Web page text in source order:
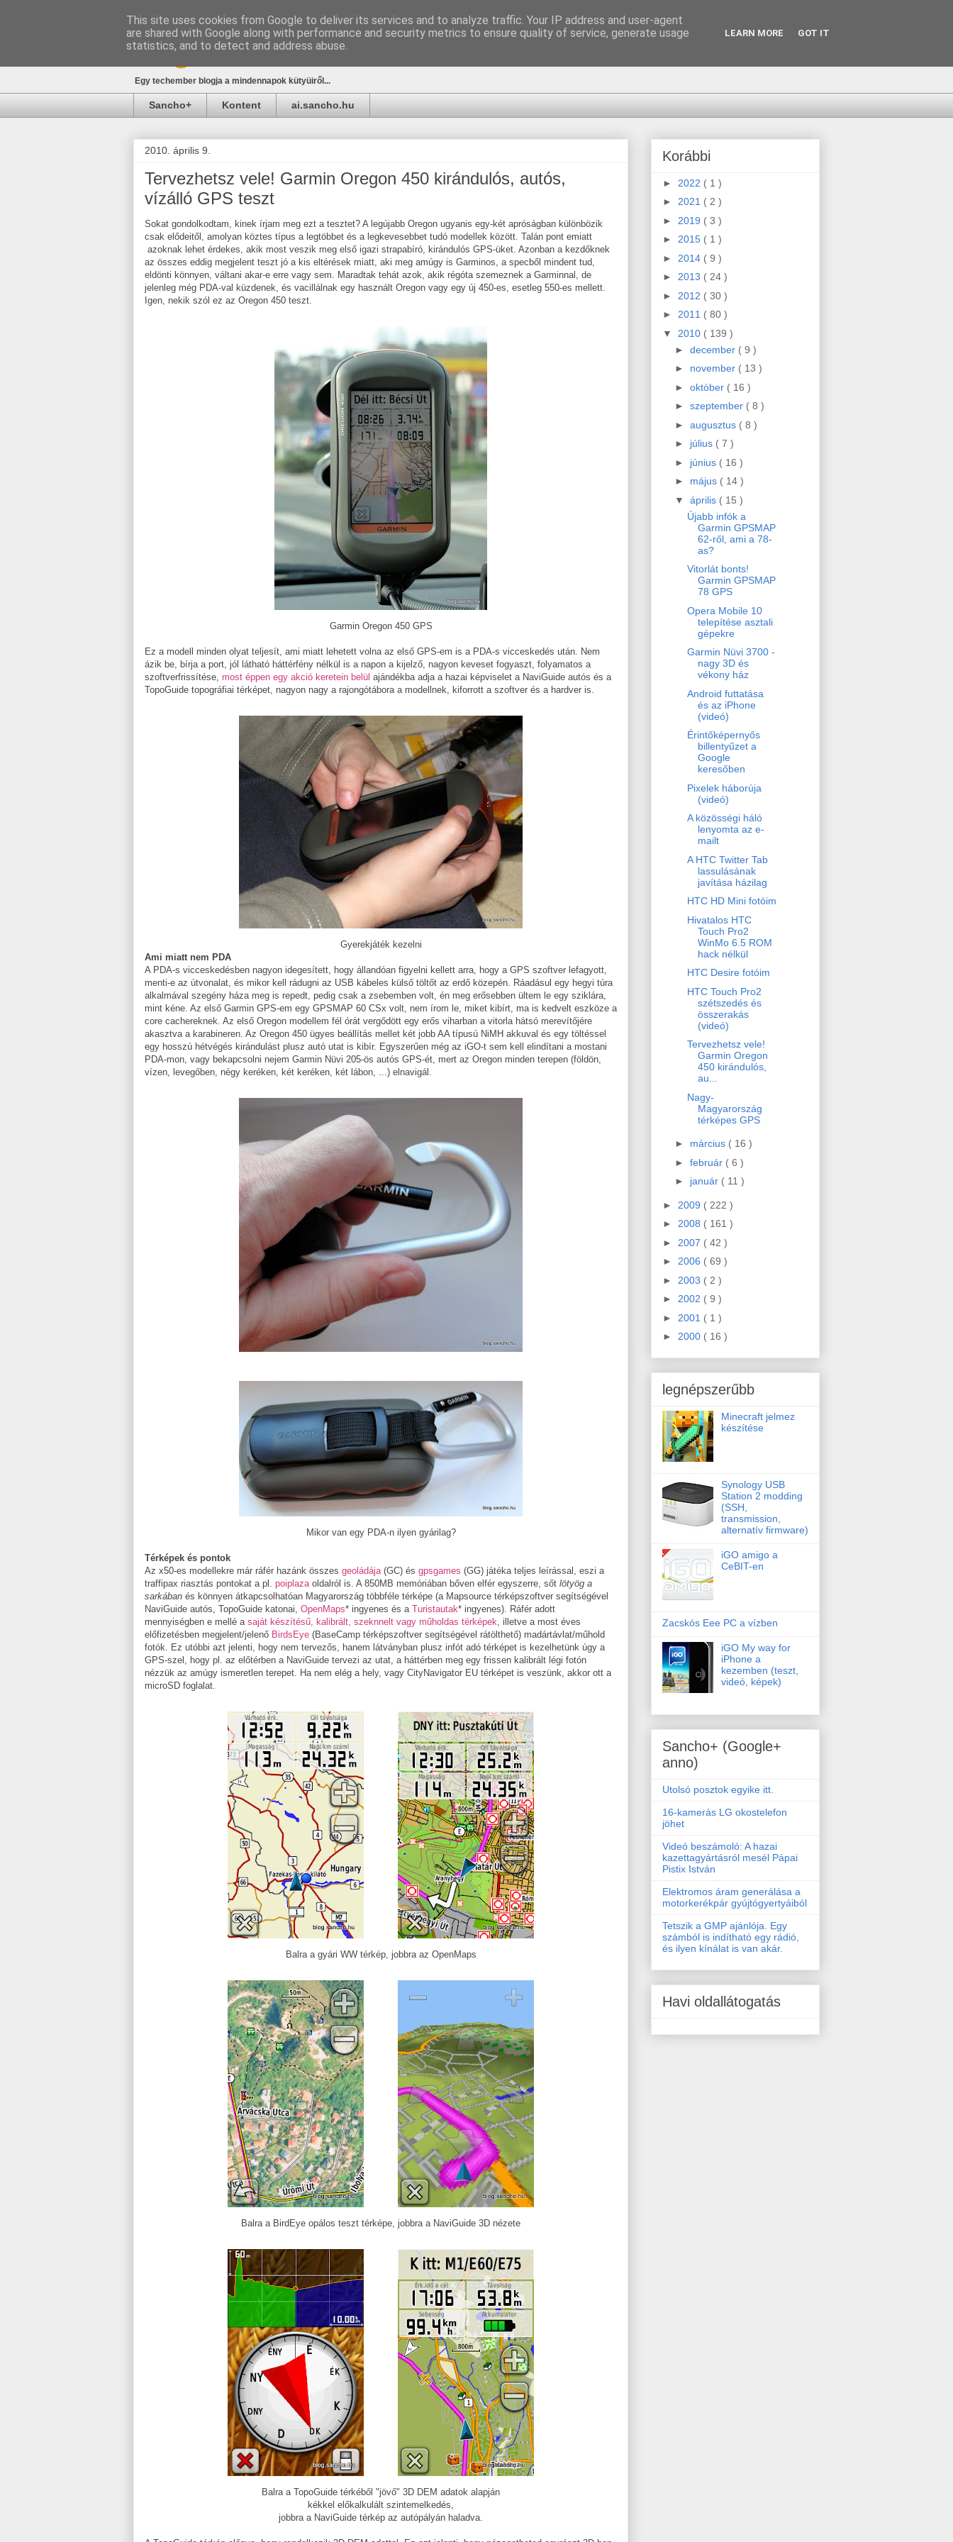
blog.sancho.hu
Egy techember blogja a mindennapok kütyüiről...
Sancho+ Kontent ai.sancho.hu
2010. április 9.
Tervezhetsz vele! Garmin Oregon 450 kirándulós, autós,
vízálló GPS teszt
Sokat gondolkodtam, kinek írjam meg ezt a tesztet? A legújabb Oregon ugyanis egy-két apróságban különbözik
csak elődeitől, amolyan köztes típus a legtöbbet és a legkevesebbet tudó modellek között. Talán pont emiatt
azoknak lehet érdekes, akik most veszik meg első igazi strapabíró, kirándulós GPS-üket. Azonban a kezdőknek
az összes eddig megjelent teszt jó a kis eltérések miatt, aki meg amúgy is Garminos, a specből mindent tud,
eldönti könnyen, váltani akar-e erre vagy sem. Maradtak tehát azok, akik régóta szemeznek a Garminnal, de
jelenleg még PDA-val küzdenek, és vacillálnak egy használt Oregon vagy egy új 450-es, esetleg 550-es mellett.
Igen, nekik szól ez az Oregon 450 teszt.
Garmin Oregon 450 GPS
Ez a modell minden olyat teljesít, ami miatt lehetett volna az első GPS-em is a PDA-s vicceskedés után. Nem
ázik be, bírja a port, jól látható háttérfény nélkül is a napon a kijelző, nagyon keveset fogyaszt, folyamatos a
szoftverfrissítése, most éppen egy akció keretein belül ajándékba adja a hazai képviselet a NaviGuide autós és a
TopoGuide topográfiai térképet, nagyon nagy a rajongótábora a modellnek, kiforrott a szoftver és a hardver is.
Gyerekjáték kezelni
Ami miatt nem PDA
A PDA-s vicceskedésben nagyon idegesített, hogy állandóan figyelni kellett arra, hogy a GPS szoftver lefagyott,
menti-e az útvonalat, és mikor kell rádugni az USB kábeles külső töltőt az erdő közepén. Ráadásul egy hegyi túra
alkalmával szegény háza meg is repedt, pedig csak a zsebemben volt, én meg erősebben ültem le egy sziklára,
mint kéne. Az első Garmin GPS-em egy GPSMAP 60 CSx volt, nem írom le, miket kibírt, ma is kedvelt eszköze a
core cachereknek. Az első Oregon modellem fél órát vergődött egy erős viharban a vitorla hátsó merevítőjére
akasztva a karabineren. Az Oregon 450 ügyes beállítás mellet két jobb AA típusú NiMH akkuval és egy töltéssel
egy hosszú hétvégés kirándulást plusz autó utat is kibír. Egyszerűen még az iGO-t sem kell elindítani a mostani
PDA-mon, vagy bekapcsolni nejem Garmin Nüvi 205-ös autós GPS-ét, mert az Oregon minden terepen (földön,
vízen, levegőben, négy keréken, két keréken, két lábon, ...) elnavigál.
Mikor van egy PDA-n ilyen gyárilag?
Térképek és pontok
Az x50-es modellekre már ráfér hazánk összes geoládája (GC) és gpsgames (GG) játéka teljes leírással, eszi a
traffipax riasztás pontokat a pl. poiplaza oldalról is. A 850MB memóriában bőven elfér egyszerre, sőt lötyög a
sarkában és könnyen átkapcsolhatóan Magyarország többféle térképe (a Mapsource térképszoftver segítségével
NaviGuide autós, TopoGuide katonai, OpenMaps* ingyenes és a Turistautak* ingyenes). Ráfér adott
mennyiségben e mellé a saját készítésű, kalibrált, szeknnelt vagy műholdas térképek , illetve a most éves
előfizetésben megjelent/jelenő BirdsEye (BaseCamp térképszoftver segítségével rátölthető) madártávlat/műhold
fotók. Ez utóbbi azt jelenti, hogy nem tervezős, hanem látványban plusz infót adó térképet is kezelhetünk úgy a
GPS-szel, hogy pl. az előtérben a NaviGuide tervezi az utat, a háttérben meg egy frissen kalibrált légi fotón
nézzük az amúgy ismeretlen terepet. Ha nem elég a hely, vagy CityNavigator EU térképet is veszünk, akkor ott a
microSD foglalat.
Balra a gyári WW térkép, jobbra az OpenMaps
Balra a BirdEye opálos teszt térképe, jobbra a NaviGuide 3D nézete
Balra a TopoGuide térkéből "jövő" 3D DEM adatok alapján
kékkel előkalkulált szintemelkedés,
jobbra a NaviGuide térkép az autópályán haladva.
Korábbi
► 2022 ( 1 )
► 2021 ( 2 )
► 2019 ( 3 )
► 2015 ( 1 )
► 2014 ( 9 )
► 2013 ( 24 )
► 2012 ( 30 )
► 2011 ( 80 )
▼ 2010 ( 139 )
► december ( 9 )
► november ( 13 )
► október ( 16 )
► szeptember ( 8 )
► augusztus ( 8 )
► július ( 7 )
► június ( 16 )
► május ( 14 )
▼ április ( 15 )
Újabb infók a
Garmin GPSMAP
62-ről, ami a 78-
as?
Vitorlát bonts!
Garmin GPSMAP
78 GPS
Opera Mobile 10
telepítése asztali
gépekre
Garmin Nüvi 3700 -
nagy 3D és
vékony ház
Android futtatása
és az iPhone
(videó)
Érintőképernyős
billentyűzet a
Google
keresőben
Pixelek háborúja
(videó)
A közösségi háló
lenyomta az e-
mailt
A HTC Twitter Tab
lassulásának
javítása házilag
HTC HD Mini fotóim
Hivatalos HTC
Touch Pro2
WinMo 6.5 ROM
hack nélkül
HTC Desire fotóim
HTC Touch Pro2
szétszedés és
összerakás
(videó)
Tervezhetsz vele!
Garmin Oregon
450 kirándulós,
au...
Nagy-
Magyarország
térképes GPS
► március ( 16 )
► február ( 6 )
► január ( 11 )
► 2009 ( 222 )
► 2008 ( 161 )
► 2007 ( 42 )
► 2006 ( 69 )
► 2003 ( 2 )
► 2002 ( 9 )
► 2001 ( 1 )
► 2000 ( 16 )
legnépszerűbb
Minecraft jelmez
készítése
Synology USB
Station 2 modding
(SSH,
transmission,
alternatív firmware)
iGO amigo a
CeBIT-en
Zacskós Eee PC a vízben
iGO My way for
iPhone a
kezemben (teszt,
videó, képek)
Sancho+ (Google+
anno)
Utolsó posztok egyike itt.
16-kamerás LG okostelefon
jöhet
Videó beszámoló: A hazai
kazettagyártásról mesél Pápai
Pistix István
Elektromos áram generálása a
motorkerékpár gyújtógyertyáiból
Tetszik a GMP ajánlója. Egy
számból is indítható egy rádió,
és ilyen kínálat is van akár.
Havi oldallátogatás
This site uses cookies from Google to deliver its services and to analyze traffic. Your IP address and user-agent
are shared with Google along with performance and security metrics to ensure quality of service, generate usage
statistics, and to detect and address abuse.
LEARN MORE GOT IT